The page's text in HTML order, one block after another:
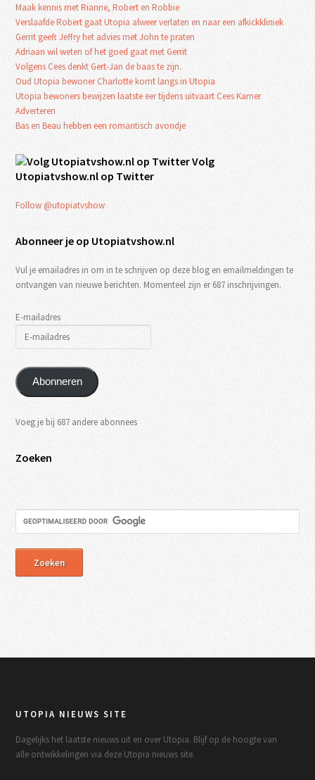
Maak kennis met Rianne, Robert en Robbie
Verslaafde Robert gaat Utopia alweer verlaten en naar een afkickkliniek
Gerrit geeft Jeffry het advies met John te praten
Adriaan wil weten of het goed gaat met Gerrit
Volgens Cees denkt Gert-Jan de baas te zijn.
Oud Utopia bewoner Charlotte komt langs in Utopia
Utopia bewoners bewijzen laatste eer tijdens uitvaart Cees Kamer
Adverteren
Bas en Beau hebben een romantisch avondje
Volg
Utopiatvshow.nl op Twitter
Follow @utopiatvshow
Abonneer je op Utopiatvshow.nl
Vul je emailadres in om in te schrijven op deze blog en emailmeldingen te
ontvangen van nieuwe berichten. Momenteel zijn er 687 inschrijvingen.
E-mailadres
Abonneren
Voeg je bij 687 andere abonnees
Zoeken
UTOPIA NIEUWS SITE
Dagelijks het laatste nieuws uit en over Utopia. Blijf op de hoogte van
alle ontwikkelingen via deze Utopia nieuws site.